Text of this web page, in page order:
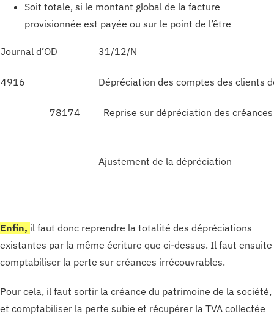
Soit totale, si le montant global de la facture
provisionnée est payée ou sur le point de l’être
Journal d’OD 31/12/N
4916 Dépréciation des comptes des clients
78174 Reprise sur dépréciation des créances
Ajustement de la dépréciation
Enfin, il faut donc reprendre la totalité des dépréciations
existantes par la même écriture que ci-dessus. Il faut ensuite
comptabiliser la perte sur créances irrécouvrables.
Pour cela, il faut sortir la créance du patrimoine de la société,
et comptabiliser la perte subie et récupérer la TVA collectée